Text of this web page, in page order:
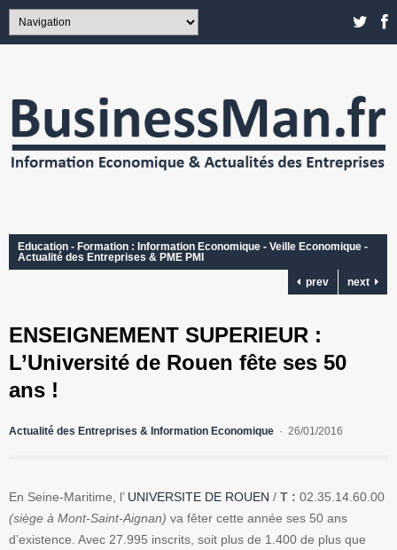
Education - Formation : Information Economique - Veille Economique -
Actualité des Entreprises & PME PMI
prev
next
ENSEIGNEMENT SUPERIEUR :
L’Université de Rouen fête ses 50
ans !
Actualité des Entreprises & Information Economique 26/01/2016
En Seine-Maritime, l’ UNIVERSITE DE ROUEN / T : 02.35.14.60.00
(siège à Mont-Saint-Aignan) va fêter cette année ses 50 ans
d’existence. Avec 27.995 inscrits, soit plus de 1.400 de plus que